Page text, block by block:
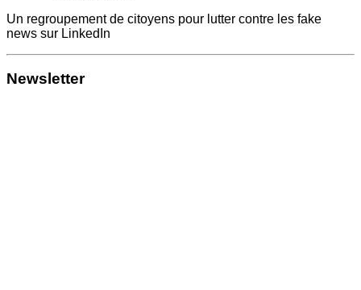
Un regroupement de citoyens pour lutter contre les fake
news sur LinkedIn
Newsletter